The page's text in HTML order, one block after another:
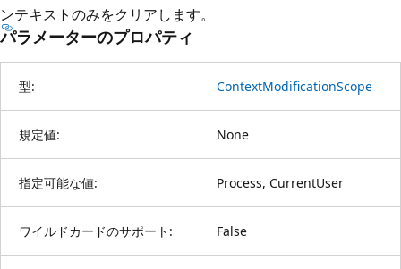
ンテキストのみをクリアします。
パラメーターのプロパティ
型: ContextModificationScope
規定値: None
指定可能な値: Process, CurrentUser
ワイルドカードのサポート: False